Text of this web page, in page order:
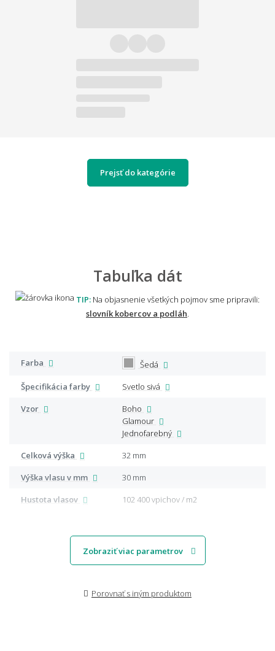
Prejsť do kategórie
Tabuľka dát
TIP: Na objasnenie všetkých pojmov sme pripravili:
slovník kobercov a podláh
Farba
Šedá
Špecifikácia farby
Svetlo sivá
Vzor
Boho
Glamour
Jednofarebný
Celková výška
32 mm
Výška vlasu v mm
30 mm
Hustota vlasov
102 400 vpichov / m2
Zobraziť viac parametrov
Porovnať s iným produktom